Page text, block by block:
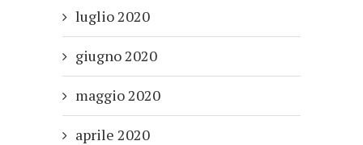
luglio 2020
giugno 2020
maggio 2020
aprile 2020